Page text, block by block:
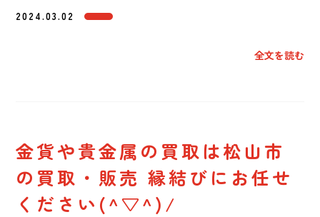
2024.03.02
全文を読む
金貨や貴金属の買取は松山市
の買取・販売 縁結びにお任せ
ください(^▽^)/